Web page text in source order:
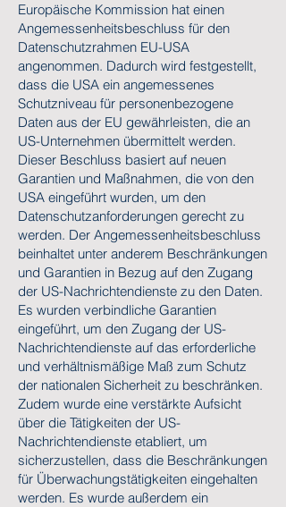
Europäische Kommission hat einen
Angemessenheitsbeschluss für den
Datenschutzrahmen EU-USA
angenommen. Dadurch wird festgestellt,
dass die USA ein angemessenes
Schutzniveau für personenbezogene
Daten aus der EU gewährleisten, die an
US-Unternehmen übermittelt werden.
Dieser Beschluss basiert auf neuen
Garantien und Maßnahmen, die von den
USA eingeführt wurden, um den
Datenschutzanforderungen gerecht zu
werden. Der Angemessenheitsbeschluss
beinhaltet unter anderem Beschränkungen
und Garantien in Bezug auf den Zugang
der US-Nachrichtendienste zu den Daten.
Es wurden verbindliche Garantien
eingeführt, um den Zugang der US-
Nachrichtendienste auf das erforderliche
und verhältnismäßige Maß zum Schutz
der nationalen Sicherheit zu beschränken.
Zudem wurde eine verstärkte Aufsicht
über die Tätigkeiten der US-
Nachrichtendienste etabliert, um
sicherzustellen, dass die Beschränkungen
für Überwachungstätigkeiten eingehalten
werden. Es wurde außerdem ein